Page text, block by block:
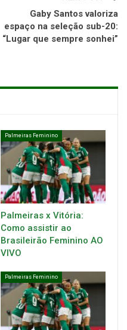
Gaby Santos valoriza
espaço na seleção sub-20:
“Lugar que sempre sonhei”
Palmeiras Feminino
Palmeiras x Vitória:
Como assistir ao
Brasileirão Feminino AO
VIVO
Palmeiras Feminino